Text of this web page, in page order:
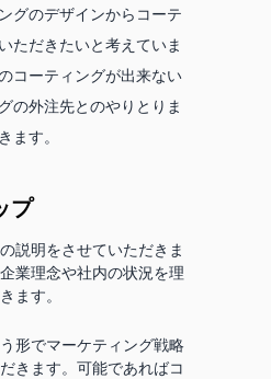
グのデザインからコーテ
ただきたいと考えていま
コーティングが出来ない
の外注先とのやりとりま
ます。
プ
説明をさせていただきま
業理念や社内の状況を理
ます。
形でマーケティング戦略
きます。可能であればコ